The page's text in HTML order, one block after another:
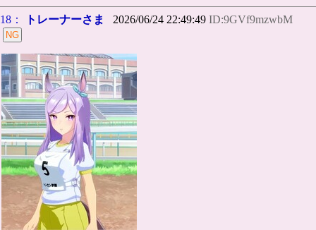
18： トレーナーさま 2026/06/24 22:49:49 ID:9GVf9mzwbM